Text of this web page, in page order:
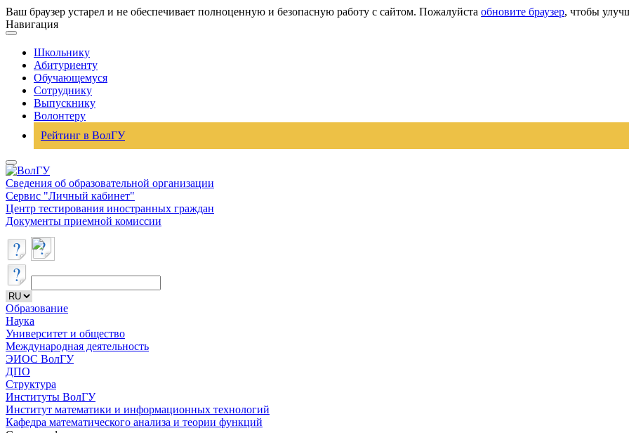
Ваш браузер устарел и не обеспечивает полноценную и безопасную работу с сайтом. Пожалуйста обновите браузер, чтобы
Навигация
Школьнику
Абитуриенту
Обучающемуся
Сотруднику
Выпускнику
Волонтеру
Рейтинг в ВолГУ
Сведения об образовательной организации
Сервис "Личный кабинет"
Центр тестирования иностранных граждан
Документы приемной комиссии
Образование
Наука
Университет и общество
Международная деятельность
ЭИОС ВолГУ
ДПО
Структура
Институты ВолГУ
Институт математики и информационных технологий
Кафедра математического анализа и теории функций